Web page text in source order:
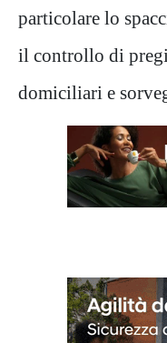
particolare lo
il controllo di
domiciliari e